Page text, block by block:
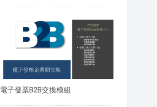
電子發票B2B交換模組